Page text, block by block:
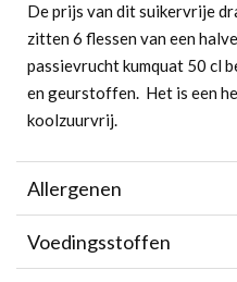
De prijs van dit suikervrije
zitten 6 flessen van een
passievrucht kumquat 50 cl
en geurstoffen. Het is een
koolzuurvrij.
Allergenen
Voedingsstoffen